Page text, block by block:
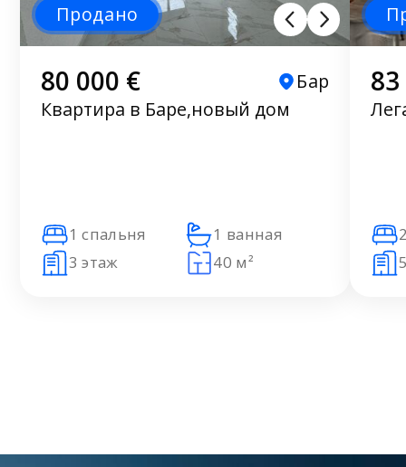
Продано
80 000 €
Бар
Квартира в Баре,новый дом
1 спальня
1 ванная
3 этаж
40 м²